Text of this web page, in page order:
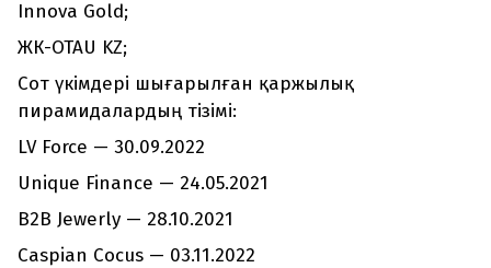
Innova Gold;
ЖК-OTAU KZ;
Сот үкімдері шығарылған қаржылық
пирамидалардың тізімі:
LV Force — 30.09.2022
Unique Finance — 24.05.2021
B2B Jewerly — 28.10.2021
Caspian Cocus — 03.11.2022